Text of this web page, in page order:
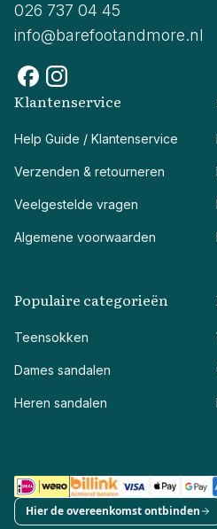
026 737 04 45
info@barefootandmore.nl
Klantenservice
Help Guide / Klantenservice
Verzenden & retourneren
Veelgestelde vragen
Algemene voorwaarden
Populaire categorieën
Teensokken
Dames sandalen
Heren sandalen
Hier de overeenkomst ontbinden